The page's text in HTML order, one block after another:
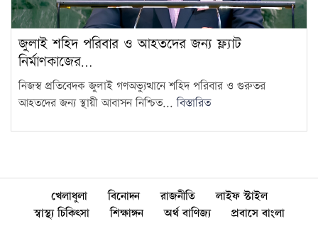
জুলাই শহিদ পরিবার ও আহতদের জন্য ফ্ল্যাট
নির্মাণকাজের…
নিজস্ব প্রতিবেদক জুলাই গণঅভ্যুত্থানে শহিদ পরিবার ও গুরুতর
আহতদের জন্য স্থায়ী আবাসন নিশ্চিত...বিস্তারিত
খেলাধুলা বিনোদন রাজনীতি
লাইফ স্টাইল
স্বাস্থ্য চিকিৎসা
শিক্ষাঙ্গন অর্থ বাণিজ্য প্রবাসে বাংলা